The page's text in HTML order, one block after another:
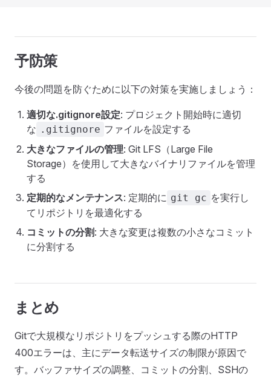
予防策
今後の問題を防ぐために以下の対策を実施しましょう：
適切な.gitignore設定: プロジェクト開始時に適切
な .gitignore ファイルを設定する
大きなファイルの管理: Git LFS（Large File
Storage）を使用して大きなバイナリファイルを管理
する
定期的なメンテナンス: 定期的に git gc を実行し
てリポジトリを最適化する
コミットの分割: 大きな変更は複数の小さなコミット
に分割する
まとめ
Gitで大規模なリポジトリをプッシュする際のHTTP
400エラーは、主にデータ転送サイズの制限が原因で
す。バッファサイズの調整、コミットの分割、SSHの